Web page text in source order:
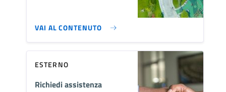
VAI AL CONTENUTO
ESTERNO
Richiedi assistenza